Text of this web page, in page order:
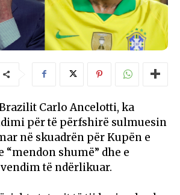
Carlo Ancelotti, ka
për të përfshirë sulmuesin
në skuadrën për Kupën e
“mendon shumë” dhe e
të ndërlikuar.